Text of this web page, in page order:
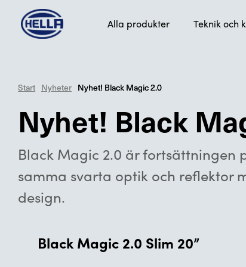
Alla produkter Teknik och
Start Nyheter Nyhet! Black Magic 2.0
Start Nyheter Nyhet! Black Magic 2.0
Nyhet! Black
Black Magic 2.0 är fortsättningen
samma svarta optik och reflektor
design.
Black Magic 2.0 Slim 20”